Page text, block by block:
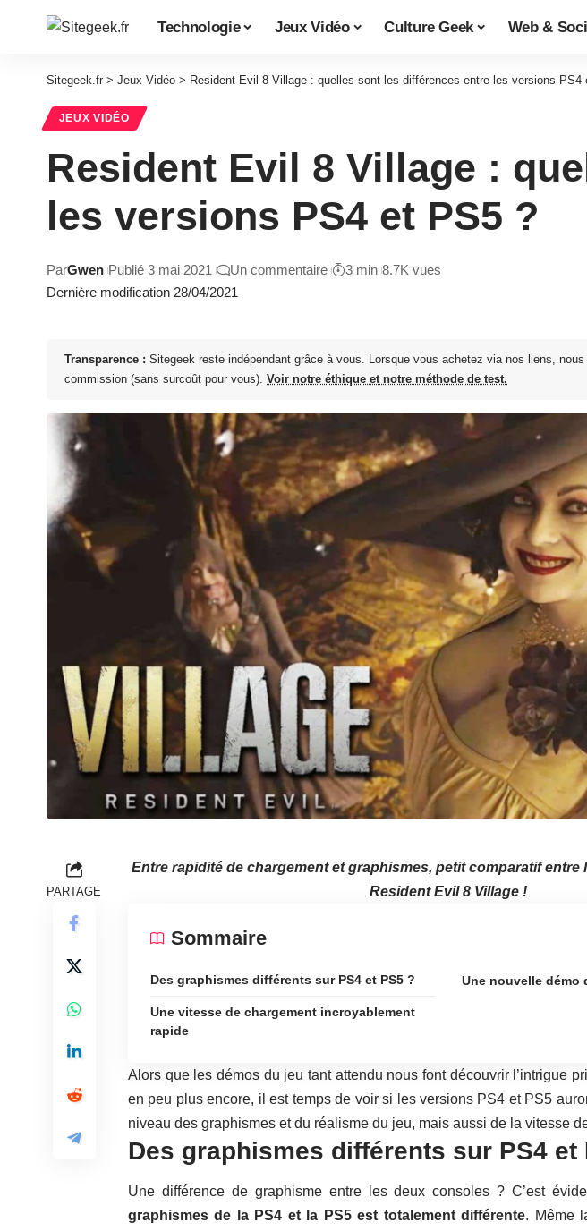
Technologie Jeux Vidéo Culture Geek Web &
Sitegeek.fr > Jeux Vidéo > Resident Evil 8 Village : quelles sont les différences entre les versions PS4
JEUX VIDÉO
Resident Evil 8 Village :
les versions PS4 et PS5 ?
Dernière modification 28/04/2021
ParGwen Publié 3 mai 2021 Un commentaire 3 min 8.7K vues
Transparence : Sitegeek reste indépendant grâce à vous. Lorsque vous achetez via nos liens,
commission (sans surcoût pour vous). Voir notre éthique et notre méthode de test.
PARTAGE
Entre rapidité de chargement et graphismes, petit comparatif entre
Resident Evil 8 Village!
Sommaire
Des graphismes différents sur PS4 et PS5 ?
Une vitesse de chargement incroyablement
rapide
Une nouvelle démo
Alors que les démos du jeu tant attendu nous font découvrir l’intrigue
en peu plus encore, il est temps de voir si les versions PS4 et PS5
niveau des graphismes et du réalisme du jeu, mais aussi de la vitesse
Des graphismes différents sur PS4 et
Une différence de graphisme entre les deux consoles ? C’est
graphismes de la PS4 et la PS5 est totalement différente. Même